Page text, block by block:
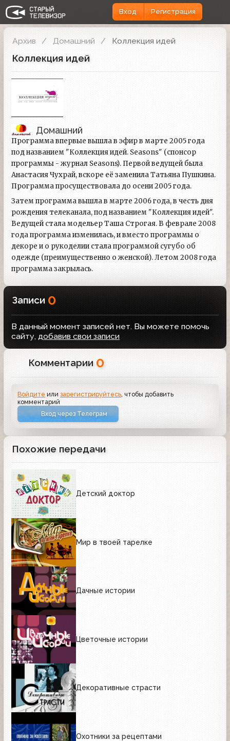
Вход Регистрация
Архив Домашний Коллекция идей
Коллекция идей
Домашний
Программа впервые вышла в эфир в марте 2005 года
под названием "Коллекция идей. Seasons" (спонсор
программы - журнал Seasons). Первой ведущей была
Анастасия Чухрай, вскоре её заменила Татьяна Пушкина.
Программа просуществовала до осени 2005 года.
Затем программа вышла в марте 2006 года, в честь дня
рождения телеканала, под названием "Коллекция идей".
Ведущей стала модельер Таша Строгая. В феврале 2008
года программа изменилась, и вместо программы о
декоре и о рукоделии стала программой сугубо об
одежде (преимущественно о женской). Летом 2008 года
программа закрылась.
Записи 0
В данный момент записей нет. Вы можете помочь
сайту, добавив свои записи
Комментарии 0
Войдите илизарегистрируйтесь , чтобы добавить
комментарий
Вход через Телеграм
Похожие передачи
Детский доктор
Мир в твоей тарелке
Дачные истории
Цветочные истории
Декоративные страсти
Охотники за рецептами